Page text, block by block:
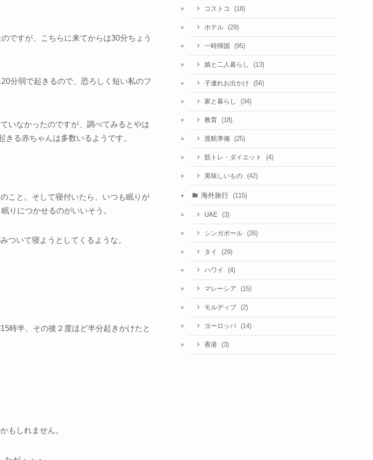
ですが、こちらに来てからは30分ちょう
分弱で起きるので、恐ろしく短い私のフ
いなかったのですが、調べてみるとやは
る赤ちゃんは多数いるようです。
こと。そして寝付いたら、いつも眠りが
りにつかせるのがいいそう。
ついて寝ようとしてくるような。
時半、その後２度ほど半分起きかけたと
もしれません。
コストコ (18)
ホテル (29)
一時帰国 (95)
娘と二人暮らし (13)
子連れお出かけ (56)
家と暮らし (34)
教育 (18)
渡航準備 (25)
筋トレ・ダイエット (4)
美味しいもの (42)
海外旅行 (115)
UAE (3)
シンガポール (26)
タイ (29)
ハワイ (4)
マレーシア (15)
モルディブ (2)
ヨーロッパ (14)
香港 (3)